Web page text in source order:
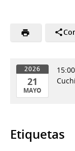
2026
21
MAYO
Mayo
del
15:00
Etiquetas